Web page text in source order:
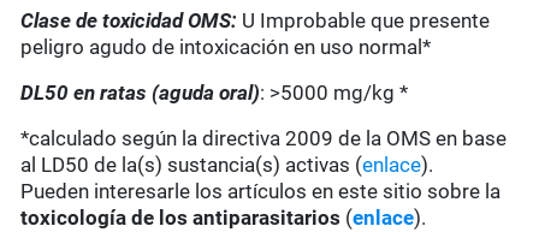
Clase de toxicidad OMS: U Improbable que presente
peligro agudo de intoxicación en uso normal*
DL50 en ratas (aguda oral): >5000 mg/kg *
*calculado según la directiva 2009 de la OMS en base
al LD50 de la(s) sustancia(s) activas (enlace).
Pueden interesarle los artículos en este sitio sobre la
toxicología de los antiparasitarios (enlace).